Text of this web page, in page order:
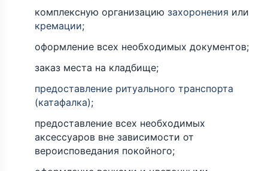
комплексную организацию захоронения или
кремации;
оформление всех необходимых документов;
заказ места на кладбище;
предоставление ритуального транспорта
(катафалка);
предоставление всех необходимых
аксессуаров вне зависимости от
вероисповедания покойного;